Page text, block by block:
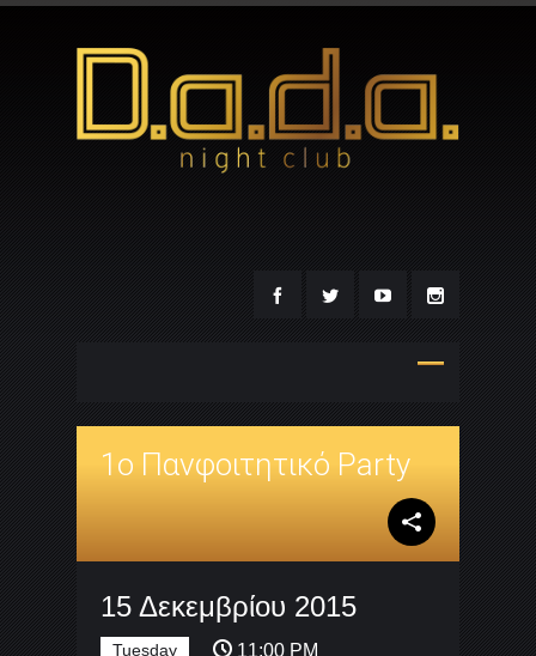
1o Πανφοιτητικό Party
15 Δεκεμβρίου 2015
Tuesday 11:00 PM